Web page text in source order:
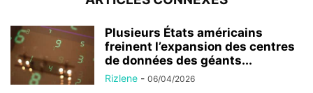
Plusieurs États américains
freinent l’expansion des centres
de données des géants...
Rizlene - 06/04/2026